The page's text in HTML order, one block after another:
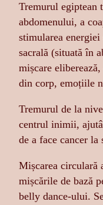
Tremurul egiptean
abdomenului, a
stimularea
sacrală (situată în
mișcare
din corp, emoțiile
Tremurul de la
centrul inimii,
de a face cancer la
Mișcarea circulară
mișcările de bază
belly dance-ului.